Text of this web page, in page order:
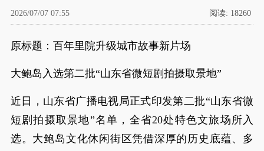
2026/07/07 07:55 阅读: 18260
原标题：百年里院升级城市故事新片场
大鲍岛入选第二批“山东省微短剧拍摄取景地”
近日，山东省广播电视局正式印发第二批“山东省微
短剧拍摄取景地”名单，全省20处特色文旅场所入
选。大鲍岛文化休闲街区凭借深厚的历史底蕴、多